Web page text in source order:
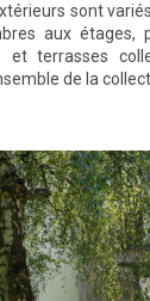
sont
aux étages,
terrasses
de la